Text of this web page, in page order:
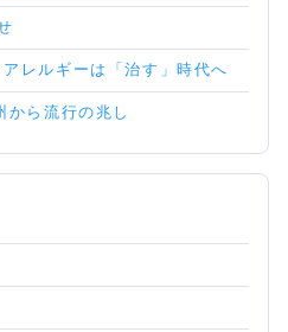
レルギーは「治す」時代へ
から流行の兆し